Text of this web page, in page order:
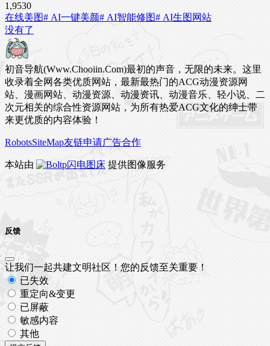
1,9530
在线美图# AI一键美颜# AI智能修图# AI生图网站
没有了
初音导航(Www.Chooiin.Com)最初的声音，无限的未来。这里
收录着全网各类优质网站，最新最热门的ACG动漫资源网
站、漫画网站、动漫资源、动漫资讯、动漫音乐、轻小说、二
次元相关的综合性资源网站，为所有热爱ACG文化的绅士带
来更优质的内容体验！
RobotsSiteMap友链申请广告合作
本站由 闪电图床 提供图像服务
反馈
让我们一起共建文明社区！您的反馈至关重要！
已失效
重定向&变更
已屏蔽
敏感内容
其他